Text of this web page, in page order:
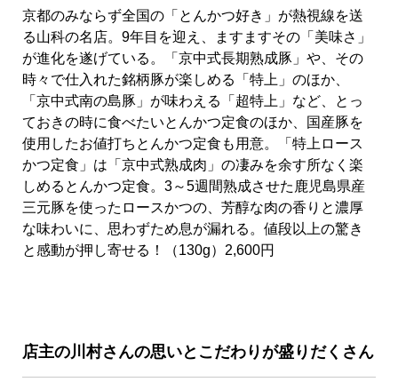
京都のみならず全国の「とんかつ好き」が熱視線を送
る山科の名店。9年目を迎え、ますますその「美味さ」
が進化を遂げている。「京中式長期熟成豚」や、その
時々で仕入れた銘柄豚が楽しめる「特上」のほか、
「京中式南の島豚」が味わえる「超特上」など、とっ
ておきの時に食べたいとんかつ定食のほか、国産豚を
使用したお値打ちとんかつ定食も用意。「特上ロース
かつ定食」は「京中式熟成肉」の凄みを余す所なく楽
しめるとんかつ定食。3～5週間熟成させた鹿児島県産
三元豚を使ったロースかつの、芳醇な肉の香りと濃厚
な味わいに、思わずため息が漏れる。値段以上の驚き
と感動が押し寄せる！（130g）2,600円
店主の川村さんの思いとこだわりが盛りだくさん